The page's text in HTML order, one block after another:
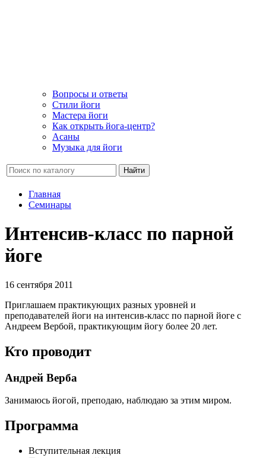
Вопросы и ответы
Стили йоги
Мастера йоги
Как открыть йога-центр?
Асаны
Музыка для йоги
Найти
Главная
Семинары
Интенсив-класс по парной
йоге
16 сентября 2011
Приглашаем практикующих разных уровней и
преподавателей йоги на интенсив-класс по парной йоге с
Андреем Вербой, практикующим йогу более 20 лет.
Кто проводит
Андрей Верба
Занимаюсь йогой, преподаю, наблюдаю за этим миром.
Программа
Вступительная лекция